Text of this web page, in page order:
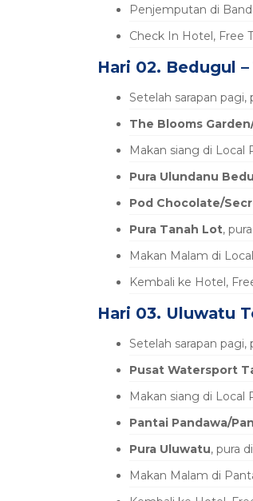
Penjemputan di
Check In Hotel, Free
Hari 02. Bedugul
Setelah sarapan
The Blooms
Makan siang di Local
Pura Ulundanu
Pod Chocolate/
Pura Tanah Lot,
Makan Malam di
Kembali ke Hotel,
Hari 03. Uluwatu
Setelah sarapan
Pusat Watersport
Makan siang di Local
Pantai Pandawa/
Pura Uluwatu, pura
Makan Malam di